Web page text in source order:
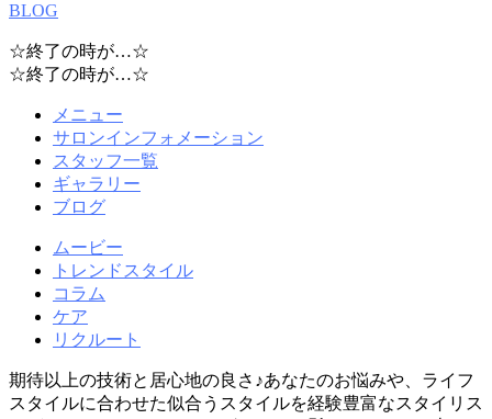
BLOG
☆終了の時が…☆
☆終了の時が…☆
メニュー
サロンインフォメーション
スタッフ一覧
ギャラリー
ブログ
ムービー
トレンドスタイル
コラム
ケア
リクルート
期待以上の技術と居心地の良さ♪あなたのお悩みや、ライフ
スタイルに合わせた似合うスタイルを経験豊富なスタイリス